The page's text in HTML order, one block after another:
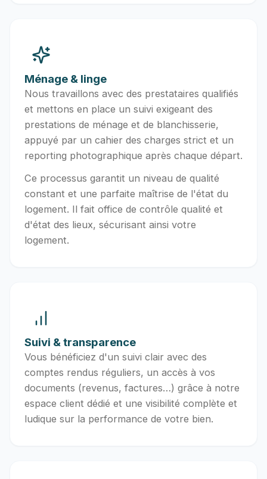
Ménage & linge
Nous travaillons avec des prestataires qualifiés
et mettons en place un suivi exigeant des
prestations de ménage et de blanchisserie,
appuyé par un cahier des charges strict et un
reporting photographique après chaque départ.
Ce processus garantit un niveau de qualité
constant et une parfaite maîtrise de l'état du
logement. Il fait office de contrôle qualité et
d'état des lieux, sécurisant ainsi votre
logement.
Suivi & transparence
Vous bénéficiez d'un suivi clair avec des
comptes rendus réguliers, un accès à vos
documents (revenus, factures…) grâce à notre
espace client dédié et une visibilité complète et
ludique sur la performance de votre bien.